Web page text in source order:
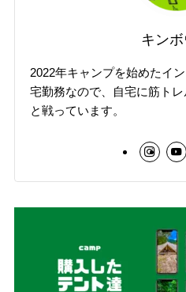
キン
2022年キャンプを始めたイ
宅勤務なので、自宅に筋ト
と戦っています。